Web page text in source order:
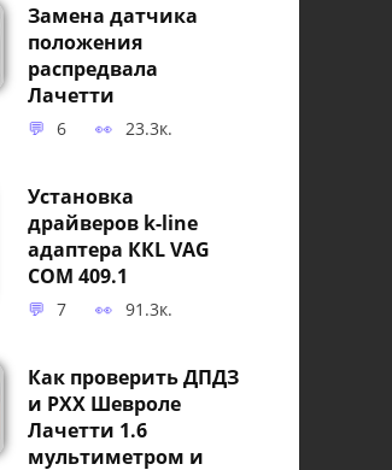
Замена датчика
положения
распредвала
Лачетти
6 23.3к.
Установка
драйверов k-line
адаптера ККL VAG
COM 409.1
7 91.3к.
Как проверить ДПДЗ
и РХХ Шевроле
Лачетти 1.6
мультиметром и